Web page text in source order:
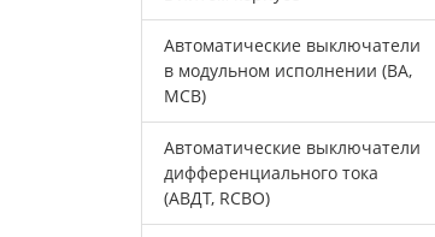
Автоматические выключатели
в модульном исполнении (ВА,
MCB)
Автоматические выключатели
дифференциального тока
(АВДТ, RCBO)